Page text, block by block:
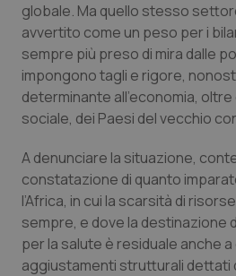
Calabria
Campania
Emilia-Romagna
Friuli Venezia Giulia
Lazio
Liguria
Asma & BPCO
Car-T
Colesterolo &
Dermatite Atopica
Diabete & glucometri
Disturbi dell’umore
globale. Ma quello stesso
avvertito come un peso per i
sempre più preso di mira dalle
impongono tagli e rigore,
determinante all’economia, oltre
sociale, dei Paesi del vecchio
A denunciare la situazione,
constatazione di quanto
l’Africa, in cui la scarsità di
sempre, e dove la destinazione
per la salute è residuale anche
aggiustamenti strutturali dettati